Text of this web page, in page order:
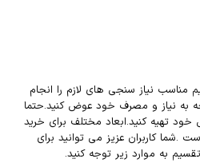
مناسب نیاز سنجی های لازم را انجام
به نیاز و مصرف خود عوض کنید.حتما
خود تهیه کنید.ابعاد مختلف برای خرید
.شما کاربران عزيز می توانید برای
به موارد زیر توجه کنید.